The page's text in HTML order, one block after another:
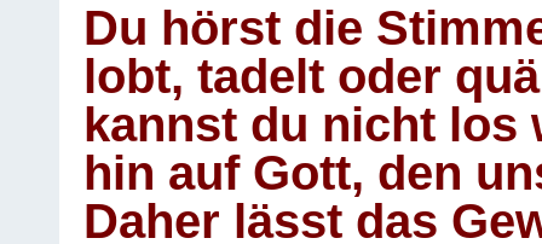
Du hörst die
lobt, tadelt oder
kannst du nicht los
hin auf Gott, den
Daher lässt das